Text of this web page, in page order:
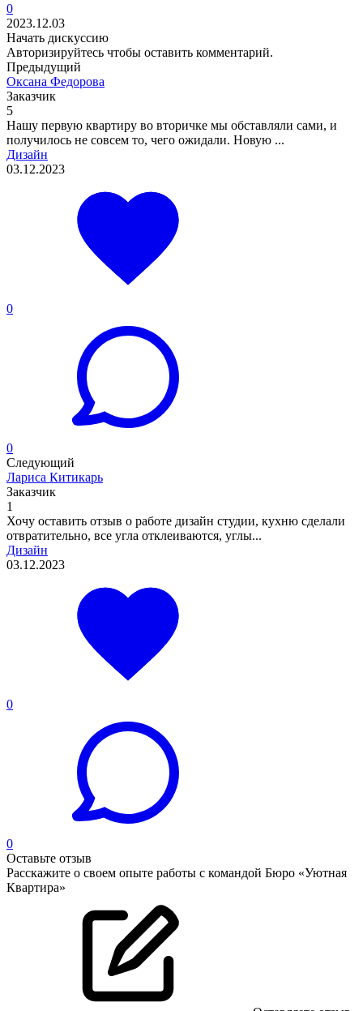
0
2023.12.03
Начать дискуссию
Авторизируйтесь чтобы оставить комментарий.
Предыдущий
Оксана Федорова
Заказчик
5
Нашу первую квартиру во вторичке мы обставляли сами, и
получилось не совсем то, чего ожидали. Новую ...
Дизайн
03.12.2023
0
0
Следующий
Лариса Китикарь
Заказчик
1
Хочу оставить отзыв о работе дизайн студии, кухню сделали
отвратительно, все угла отклеиваются, углы...
Дизайн
03.12.2023
0
0
Оставьте отзыв
Расскажите о своем опыте работы с командой Бюро «Уютная
Квартира»